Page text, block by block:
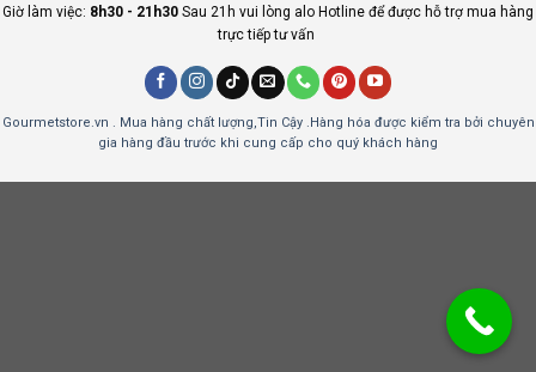
Giờ làm việc: 8h30 - 21h30 Sau 21h vui lòng alo Hotline để được hỗ trợ mua hàng
trực tiếp tư vấn
Gourmetstore.vn . Mua hàng chất lượng,Tin Cậy .Hàng hóa được kiểm tra bởi chuyên
gia hàng đầu trước khi cung cấp cho quý khách hàng